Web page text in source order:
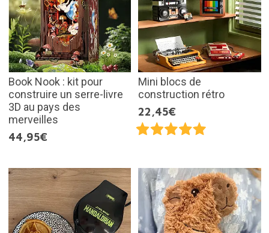
Book Nook : kit pour
construire un serre-livre
3D au pays des
merveilles
44,95€
Mini blocs de
construction rétro
22,45€